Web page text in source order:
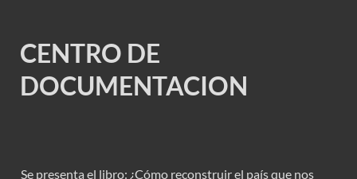
CENTRO DE
DOCUMENTACION
Se presenta el libro: ¿Cómo reconstruir el país que nos